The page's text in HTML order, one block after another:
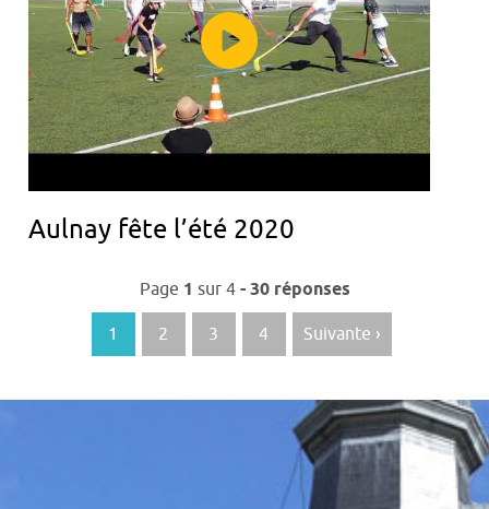
Aulnay fête l’été 2020
Page 1 sur 4- 30 réponses
1 2 3 4 Suivante ›